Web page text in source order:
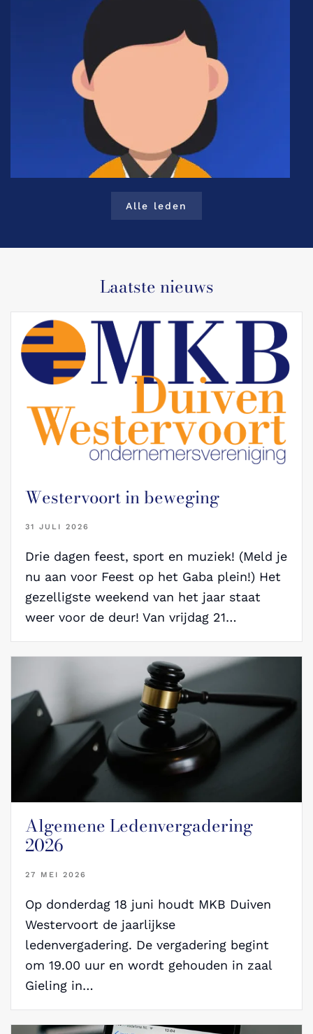
Alle leden
Laatste nieuws
Westervoort in beweging
31 JULI 2026
Drie dagen feest, sport en muziek! (Meld je
nu aan voor Feest op het Gaba plein!) Het
gezelligste weekend van het jaar staat
weer voor de deur! Van vrijdag 21…
Algemene Ledenvergadering
2026
27 MEI 2026
Op donderdag 18 juni houdt MKB Duiven
Westervoort de jaarlijkse
ledenvergadering. De vergadering begint
om 19.00 uur en wordt gehouden in zaal
Gieling in…